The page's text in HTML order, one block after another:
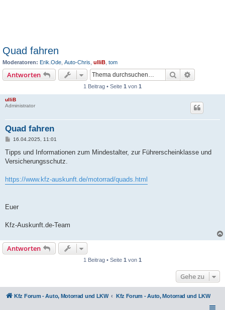
Quad fahren
Moderatoren: Erik.Ode Auto-Chris ulliB tom
Antworten Suche
1 Beitrag • Seite 1 von 1
ulliB
Administrator
Quad fahren
B
i
t
r
16.04.2025, 11:01
Tipps und Informationen zum Mindestalter, zur Führerscheinklasse und
Versicherungsschutz.
https://www.kfz-auskunft.de/motorrad/quads.html
Euer
Kfz-Auskunft.de-Team
Antworten
1 Beitrag • Seite 1 von 1
Gehe zu
Kfz Forum - Auto, Motorrad und LKW Kfz Forum - Auto, Motorrad und LKW